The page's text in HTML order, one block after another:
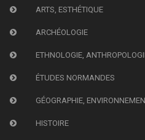
ARTS, ESTHÉTIQUE
ARCHÉOLOGIE
ETHNOLOGIE,
ÉTUDES NORMANDES
GÉOGRAPHIE,
HISTOIRE